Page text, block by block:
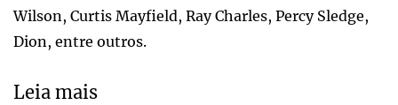
Wilson, Curtis Mayfield, Ray Charles, Percy Sledge,
Dion, entre outros.
Leia mais